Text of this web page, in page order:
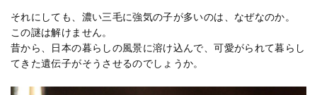
それにしても、濃い三毛に強気の子が多いのは、なぜなのか。
この謎は解けません。
昔から、日本の暮らしの風景に溶け込んで、可愛がられて暮らし
てきた遺伝子がそうさせるのでしょうか。